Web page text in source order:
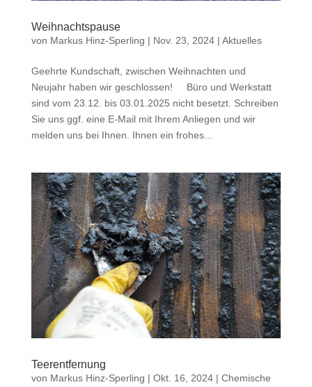
Weihnachtspause
von Markus Hinz-Sperling | Nov. 23, 2024| Aktuelles
Geehrte Kundschaft, zwischen Weihnachten und
Neujahr haben wir geschlossen! Büro und Werkstatt
sind vom 23.12. bis 03.01.2025 nicht besetzt. Schreiben
Sie uns ggf. eine E-Mail mit Ihrem Anliegen und wir
melden uns bei Ihnen. Ihnen ein frohes...
Teerentfernung
von Markus Hinz-Sperling | Okt. 16, 2024| Chemische